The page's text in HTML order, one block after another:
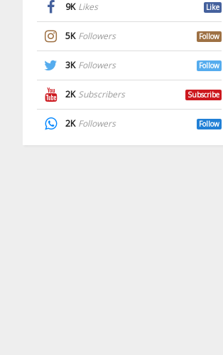
9K Likes Like
5K Followers Follow
3K Followers Follow
2K Subscribers Subscribe
2K Followers Follow